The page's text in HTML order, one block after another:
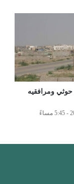
حوثي ومرافقيه